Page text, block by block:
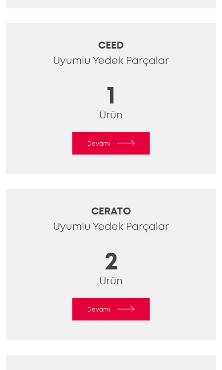
CEED
Uyumlu Yedek Parçalar
1
Ürün
Devamı
CERATO
Uyumlu Yedek Parçalar
2
Ürün
Devamı